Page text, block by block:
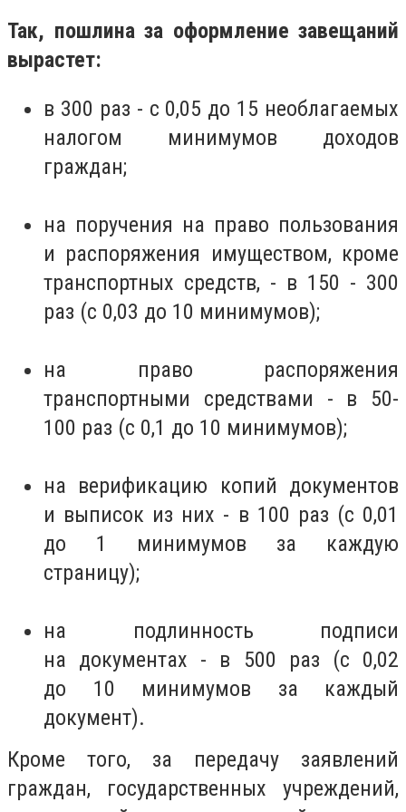
Так, пошлина за оформление завещаний
вырастет:
в 300 раз - с 0,05 до 15 необлагаемых
налогом минимумов доходов
граждан;
на поручения на право пользования
и распоряжения имуществом, кроме
транспортных средств, - в 150 - 300
раз (с 0,03 до 10 минимумов);
на право распоряжения
транспортными средствами - в 50-
100 раз (с 0,1 до 10 минимумов);
на верификацию копий документов
и выписок из них - в 100 раз (с 0,01
до 1 минимумов за каждую
страницу);
на подлинность подписи
на документах - в 500 раз (с 0,02
до 10 минимумов за каждый
документ).
Кроме того, за передачу заявлений
граждан, государственных учреждений,